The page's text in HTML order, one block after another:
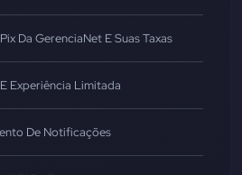
Da GerenciaNet E Suas Taxas
Experiência Limitada
De Notificações